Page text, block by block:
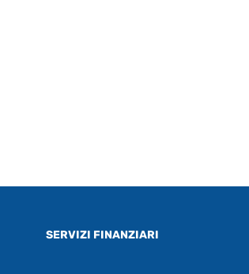
SERVIZI FINANZIARI